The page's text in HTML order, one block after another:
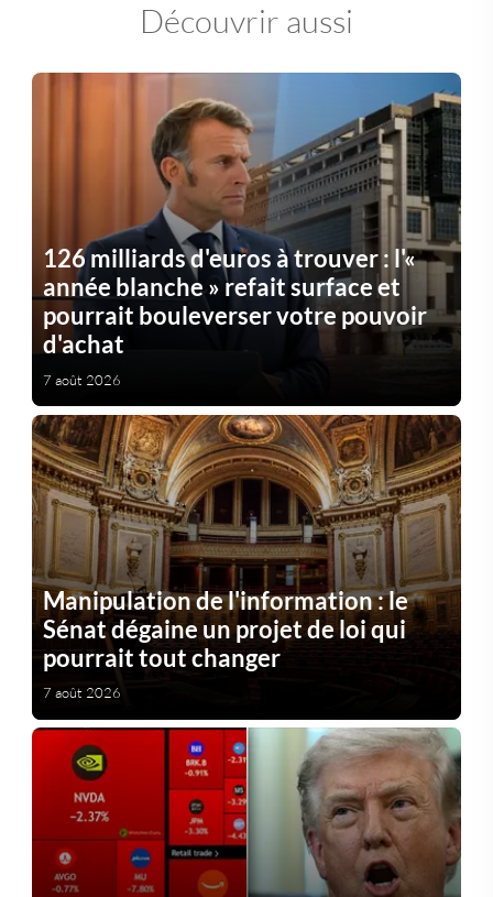
Découvrir aussi
126 milliards d'euros à trouver : l'«
année blanche » refait surface et
pourrait bouleverser votre pouvoir
d'achat
7 août 2026
Manipulation de l'information : le
Sénat dégaine un projet de loi qui
pourrait tout changer
7 août 2026